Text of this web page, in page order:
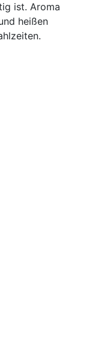
ist. Aroma
heißen